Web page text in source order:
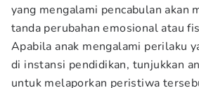
yang mengalami pencabulan akan
tanda perubahan emosional atau
Apabila anak mengalami perilaku
di instansi pendidikan, tunjukkan
untuk melaporkan peristiwa